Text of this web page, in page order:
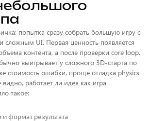
попытка сразу собрать большую игру с
сложным UI. Первая ценность появляется
контента, а после проверки core loop.
выигрывает у сложного 3D-старта по
стоимость ошибки, проще отладка physics
работает ли идея как игра.
такое:
формат результата